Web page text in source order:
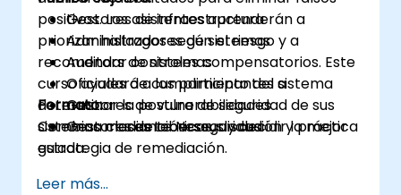
positivos. Los asistentes aprenderán a
priorizar hallazgos según el riesgo y a
recomendar controles compensatorios. Este
curso ayudará a los participantes a
determinar la postura de seguridad de sus
sistemas mediante Nessus y decidir la mejor
estrategia de remediación.
Gestores de infraestructura
Administradores de sistemas
Auditors de sistemas
Oficiales de cumplimiento del sistema
Gestores de vulnerabilidades
Gestores de ciberseguridad
Formato:
Combina clases teóricas, discusión y práctica
guiada.
Leer más...